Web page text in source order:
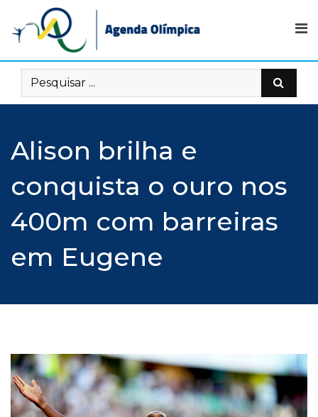
content
Alison brilha e
conquista o ouro nos
400m com barreiras
em Eugene